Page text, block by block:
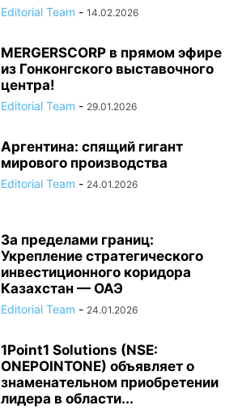
Editorial Team - 14.02.2026
MERGERSCORP в прямом эфире
из Гонконгского выставочного
центра!
Editorial Team - 29.01.2026
Аргентина: спящий гигант
мирового производства
Editorial Team - 24.01.2026
За пределами границ:
Укрепление стратегического
инвестиционного коридора
Казахстан — ОАЭ
Editorial Team - 24.01.2026
1Point1 Solutions (NSE:
ONEPOINTONE) объявляет о
знаменательном приобретении
лидера в области...